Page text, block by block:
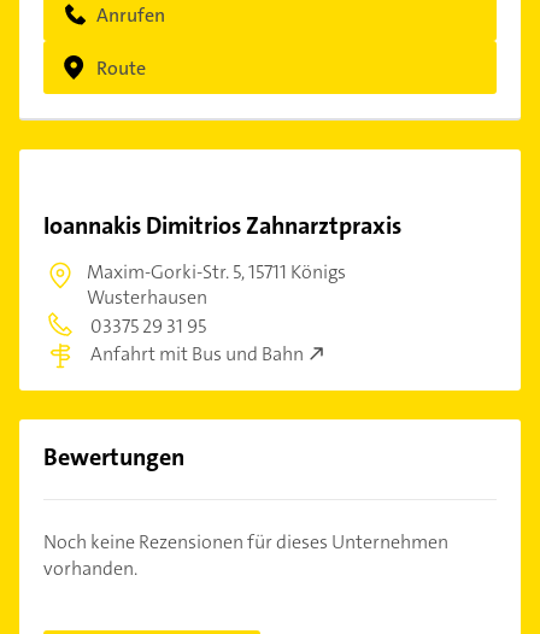
Anrufen
Route
Ioannakis Dimitrios Zahnarztpraxis
Maxim-Gorki-Str. 5,15711 Königs
Wusterhausen
03375 29 31 95
Anfahrt mit Bus und Bahn
Bewertungen
Noch keine Rezensionen für dieses Unternehmen
vorhanden.